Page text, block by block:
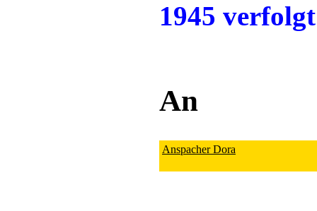
1945
An
Anspacher Dora